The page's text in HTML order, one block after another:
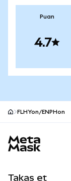
Puan
4.7
FLHYon/ENPHon
Takas et